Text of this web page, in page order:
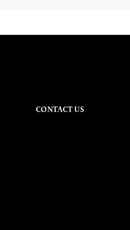
CONTACT US